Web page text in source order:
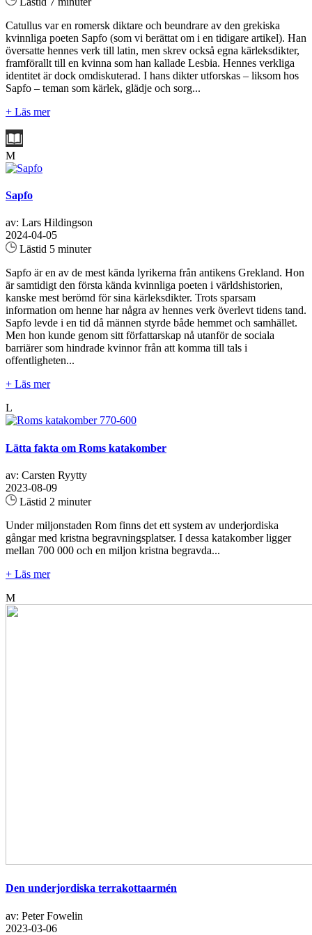
Catullus var en romersk diktare och beundrare av den grekiska
kvinnliga poeten Sapfo (som vi berättat om i en tidigare artikel). Han
översatte hennes verk till latin, men skrev också egna kärleksdikter,
framförallt till en kvinna som han kallade Lesbia. Hennes verkliga
identitet är dock omdiskuterad. I hans dikter utforskas – liksom hos
Sapfo – teman som kärlek, glädje och sorg...
+ Läs mer
M
Sapfo
av: Lars Hildingson
2024-04-05
Lästid 5 minuter
Sapfo är en av de mest kända lyrikerna från antikens Grekland. Hon
är samtidigt den första kända kvinnliga poeten i världshistorien,
kanske mest berömd för sina kärleksdikter. Trots sparsam
information om henne har några av hennes verk överlevt tidens tand.
Sapfo levde i en tid då männen styrde både hemmet och samhället.
Men hon kunde genom sitt författarskap nå utanför de sociala
barriärer som hindrade kvinnor från att komma till tals i
offentligheten...
+ Läs mer
L
Lätta fakta om Roms katakomber
av: Carsten Ryytty
2023-08-09
Lästid 2 minuter
Under miljonstaden Rom finns det ett system av underjordiska
gångar med kristna begravningsplatser. I dessa katakomber ligger
mellan 700 000 och en miljon kristna begravda...
+ Läs mer
M
Den underjordiska terrakottaarmén
av: Peter Fowelin
2023-03-06